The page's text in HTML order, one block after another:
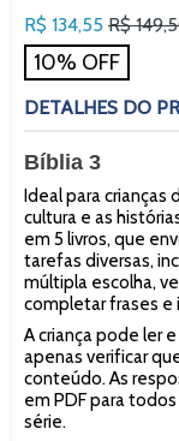
Preço
normal
R$ 134,55 R$
10% OFF
DETALHES DO
Bíblia 3
Ideal para crianças
cultura e as
em 5 livros, que
tarefas diversas,
múltipla escolha,
completar frases
A criança pode ler
apenas verificar
conteúdo. As
em PDF para
série.